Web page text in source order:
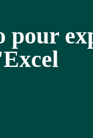
pour